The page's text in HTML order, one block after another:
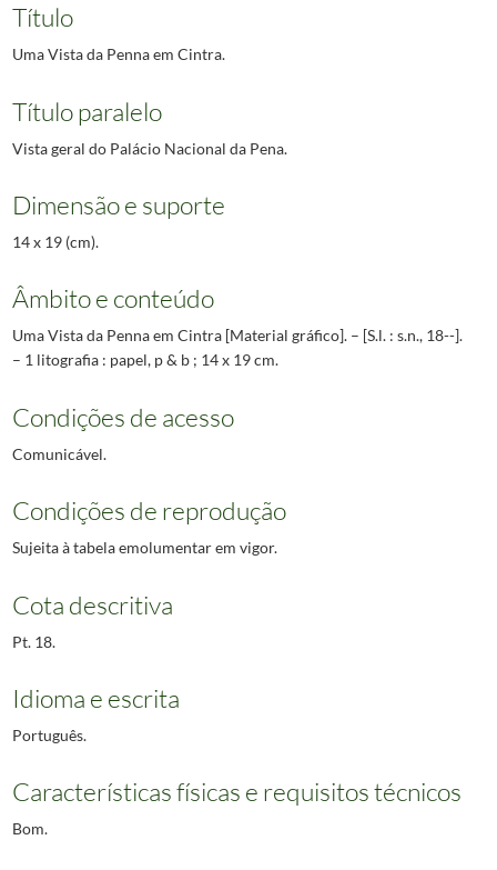
Título
Uma Vista da Penna em Cintra.
Título paralelo
Vista geral do Palácio Nacional da Pena.
Dimensão e suporte
14 x 19 (cm).
Âmbito e conteúdo
Uma Vista da Penna em Cintra [Material gráfico]. – [S.l. : s.n., 18--].
– 1 litografia : papel, p & b ; 14 x 19 cm.
Condições de acesso
Comunicável.
Condições de reprodução
Sujeita à tabela emolumentar em vigor.
Cota descritiva
Pt. 18.
Idioma e escrita
Português.
Características físicas e requisitos técnicos
Bom.